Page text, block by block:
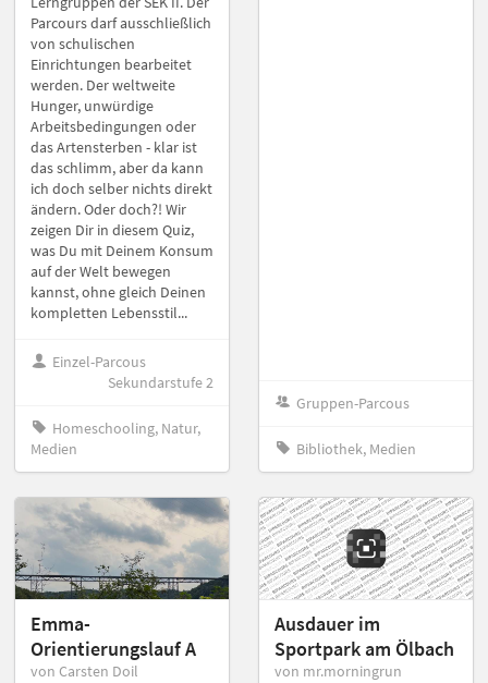
Parcours darf ausschließlich
von schulischen
Einrichtungen bearbeitet
werden. Der weltweite
Hunger, unwürdige
Arbeitsbedingungen oder
das Artensterben - klar ist
das schlimm, aber da kann
ich doch selber nichts direkt
ändern. Oder doch?! Wir
zeigen Dir in diesem Quiz,
was Du mit Deinem Konsum
auf der Welt bewegen
kannst, ohne gleich Deinen
kompletten Lebensstil...
Einzel-Parcous
Sekundarstufe 2
Homeschooling, Natur,
Medien
Gruppen-Parcous
Bibliothek, Medien
Emma-
Orientierungslauf A
von Carsten Doil
Ausdauer im
Sportpark am Ölbach
von mr.morningrun